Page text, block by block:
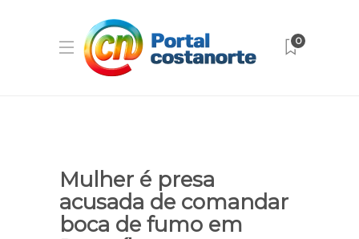
0
Mulher é presa
acusada de comandar
boca de fumo em